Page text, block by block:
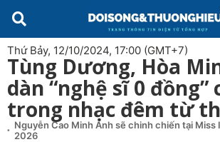
Thứ Bảy, 12/10/2024, 17:00 (GMT+7)
Tùng Dương, Hòa
dàn “nghệ sĩ 0
trong nhạc đêm từ
Nguyễn Cao Minh Anh sẽ chinh chiến tại Miss
2026